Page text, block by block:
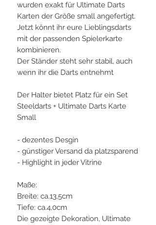
wurden exakt für Ultimate Darts
Karten der Größe small angefertigt.
Jetzt könnt ihr eure Lieblingsdarts
mit der passenden Spielerkarte
kombinieren.
Der Ständer steht sehr stabil, auch
wenn ihr die Darts entnehmt
Der Halter bietet Platz für ein Set
Steeldarts + Ultimate Darts Karte
Small
- dezentes Desgin
- günstiger Versand da platzsparend
- Highlight in jeder Vitrine
Maße:
Breite: ca.13,5cm
Tiefe: ca.4,0cm
Die gezeigte Dekoration, Ultimate